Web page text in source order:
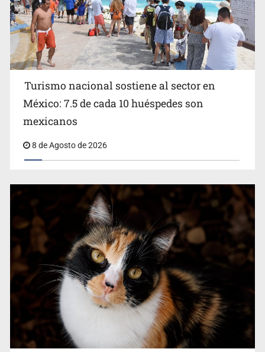
Belinda se corona como la más bella de 2026 en People
Turismo nacional sostiene al sector en
México: 7.5 de cada 10 huéspedes son
mexicanos
8 de Agosto de 2026